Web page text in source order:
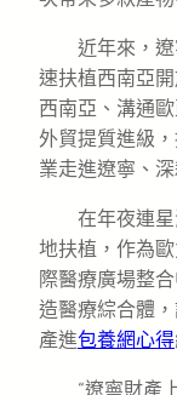
近年來，遼
速扶植西南亞
西南亞、溝通
外貿提質進級
業走進遼寧、深
在年夜連
地扶植，作為
際醫療廣場整
造醫療綜合體
產進包養網心得
“遼寧財產